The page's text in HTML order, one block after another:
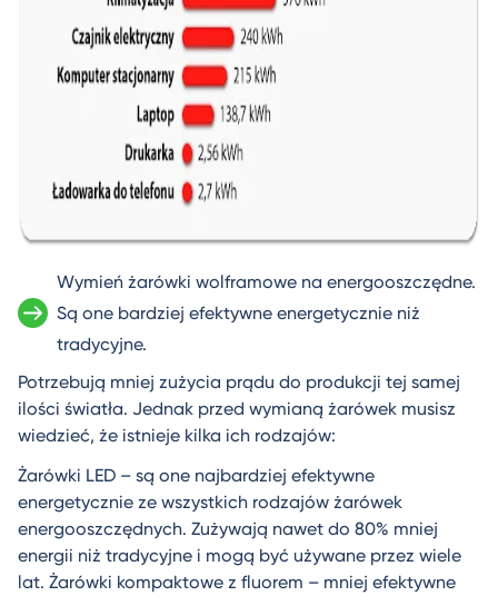
Wymień żarówki wolframowe na energooszczędne.
Są one bardziej efektywne energetycznie niż
tradycyjne.
Potrzebują mniej zużycia prądu do produkcji tej samej
ilości światła. Jednak przed wymianą żarówek musisz
wiedzieć, że istnieje kilka ich rodzajów:
Żarówki LED – są one najbardziej efektywne
energetycznie ze wszystkich rodzajów żarówek
energooszczędnych. Zużywają nawet do 80% mniej
energii niż tradycyjne i mogą być używane przez wiele
lat. Żarówki kompaktowe z fluorem – mniej efektywne